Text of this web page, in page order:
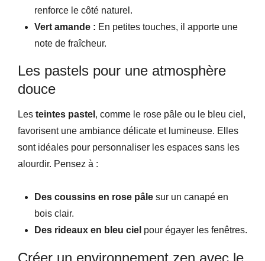
renforce le côté naturel.
Vert amande : En petites touches, il apporte une
note de fraîcheur.
Les pastels pour une atmosphère
douce
Les teintes pastel , comme le rose pâle ou le bleu ciel,
favorisent une ambiance délicate et lumineuse. Elles
sont idéales pour personnaliser les espaces sans les
alourdir. Pensez à :
Des coussins en rose pâle sur un canapé en
bois clair.
Des rideaux en bleu ciel pour égayer les fenêtres.
Créer un environnement zen avec le